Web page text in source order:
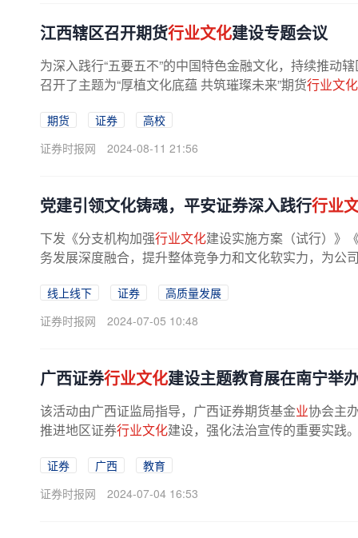
江西辖区召开期货行业文化建设专题会议
为深入践行“五要五不”的中国特色金融文化，持续推动
召开了主题为“厚植文化底蕴 共筑璀璨未来”期货行业文化
期货 证券
高校
证券时报网
2024-08-11 21:56
党建引领文化铸魂，平安证券深入践行行业
下发《分支机构加强行业文化建设实施方案（试行）》
务发展深度融合，提升整体竞争力和文化软实力，为公
线上线下 证券
高质量发展
证券时报网
2024-07-05 10:48
广西证券行业文化建设主题教育展在南宁举
该活动由广西证监局指导，广西证券期货基金业协会主
推进地区证券行业文化建设，强化法治宣传的重要实践
证券 广西
教育
证券时报网
2024-07-04 16:53